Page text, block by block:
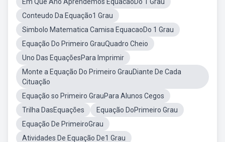
Conteudo Da Equação1 Grau
Simbolo Matematica Camisa EquacaoDo 1 Grau
Equação Do Primeiro GrauQuadro Cheio
Uno Das EquaçõesPara Imprimir
Monte a Equação Do Primeiro GrauDiante De Cada
Cituação
Equação so Primeiro GrauPara Alunos Cegos
Trilha DasEquações
Equação DoPrimeiro Grau
Equação De PrimeiroGrau
Atividades De Equação De1 Grau